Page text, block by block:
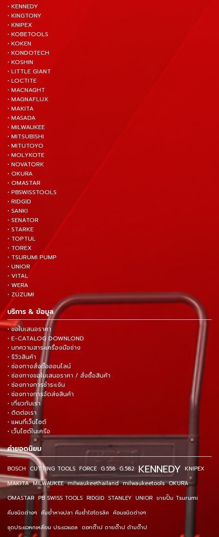
• KENNEDY
• KINGTONY
• KNIPEX
• KOBETOOLS
• KOKEN
• KONDOTECH
• KOSHIN
• LITTLE GIANT
• LOCTITE
• MACNAGHT
• MAGNAFLUX
• MAKITA
• MASADA
• MILWAUKEE
• MITSUBISHI
• MITUTOYO
• MOLYKOTE
• NOVATORK
• OKURA
• OMASTAR
• PBSWISSTOOLS
• RIDGID
• SANKI
• SENATOR
• STARKE
• TOPTUL
• TOREX
• TSURUMI PUMP
• UNIOR
• VITAL
• WERA
• ZUZUMI
บริการ & ข้อมูล
• ขอใบเสนอราคา
• E-CATALOG DOWNLOND
• บทความสาระเครื่องมือช่าง
• รีวิวสินค้า
• ช่องทางสั่งซื้อออนไลน์
• ช่องทางขอใบเสนอราคา / สั่งซื้อสินค้า
• ช่องทางการชำระเงิน
• ช่องทางการจัดส่งสินค้า
• เกี่ยวกับเรา
• ติดต่อเรา
• แผนที่เว็บไซต์
• เว็บไซต์ในเครือ
คำยอดนิยม
BOSCH CUTTING TOOLS FORCE G.558 G.582 KENNEDY KNIPEX
MAKITA MILWAUKEE milwaukeethailand milwaukeetools OKURA
OMASTAR PB SWISS TOOLS RIDGID STANLEY UNIOR ขายปั๊ม Tsurumi
คีมชนิดต่างๆ คีมย้ำหางปลา คีมย้ำไฮโดรลิค ค้อนชนิดต่างๆ
ชุดประแจหกเหลี่ยม ประแจแอล ดอกต๊าป ดายต๊าป ด้ามต๊าป